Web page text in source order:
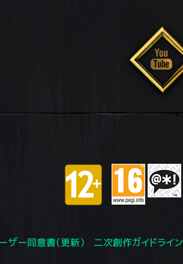
ザー同意書（更新） 二次創作ガイドライン